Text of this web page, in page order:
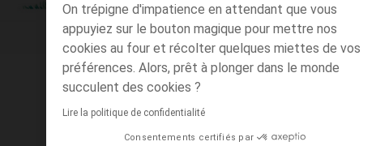
On trépigne d'impatience en attendant que vous
appuyiez sur le bouton magique pour mettre nos
cookies au four et récolter quelques miettes de vos
préférences. Alors, prêt à plonger dans le monde
succulent des cookies ?
Lire la politique de confidentialité
Consentements certifiés par
MODES DE